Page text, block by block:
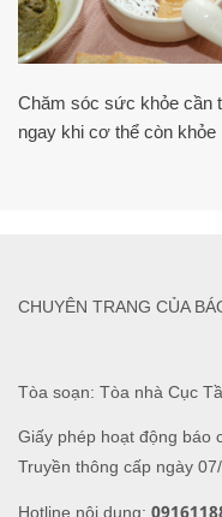
Chăm sóc sức khỏe cần
ngay khi cơ thể còn khỏe
Tòa soạn: Tòa nhà Cục
Giấy phép hoạt động báo
Truyền thông cấp ngày
Hotline nội dung:
CHUYÊN TRANG CỦA